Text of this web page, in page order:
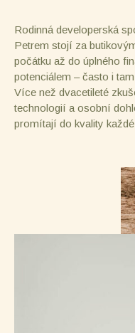
Rodinná developerská
Petrem stojí za
počátku až do úplného
potenciálem – často i
Více než dvacetileté
technologií a osobní
promítají do kvality